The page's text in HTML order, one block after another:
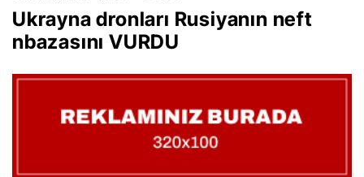
Ukrayna dronları Rusiyanın neft
nbazasını VURDU